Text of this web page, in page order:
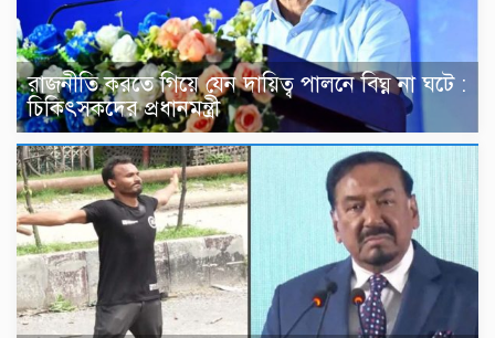
রাজনীতি করতে গিয়ে যেন দায়িত্ব পালনে বিঘ্ন না ঘটে :
চিকিৎসকদের প্রধানমন্ত্রী